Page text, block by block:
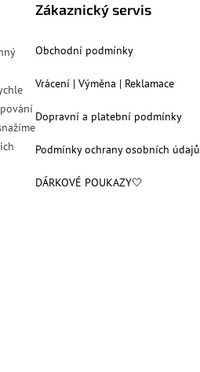
Zákaznický servis
Obchodní podmínky
Vrácení | Výměna | Reklamace
Dopravní a platební podmínky
Podmínky ochrany osobních údajů
DÁRKOVÉ POUKAZY🤍